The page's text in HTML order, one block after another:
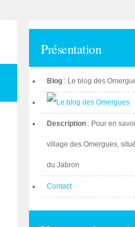
Présentation
Blog : Le blog des
Description : Pour en
village des Omergues,
du Jabron
Contact